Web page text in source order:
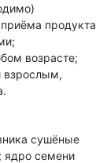
продукта
возрасте;
взрослым,
сушёные
ядро семени